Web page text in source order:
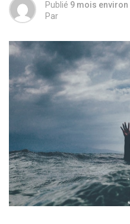
Publié 9 mois environ
Par